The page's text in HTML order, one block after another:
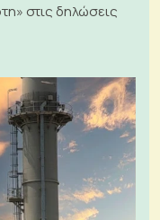
στις δηλώσεις